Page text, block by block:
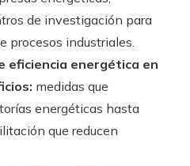
de investigación para
procesos industriales.
eficiencia energética en
medidas que
energéticas hasta
que reducen